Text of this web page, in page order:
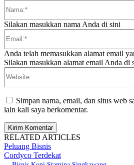
Silakan masukkan nama Anda di sini
Anda telah memasukkan alamat email
Silakan masukkan alamat email Anda di
Simpan nama, email, dan situs web
lain kali saya berkomentar.
RELATED ARTICLES
Peluang Bisnis
Cordyco Terdekat